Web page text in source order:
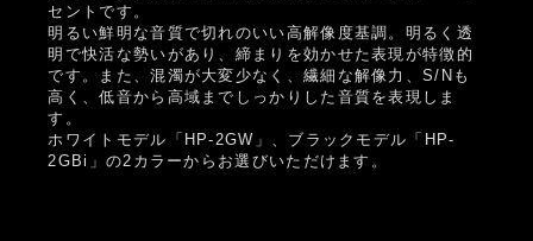
セントです。
明るい鮮明な音質で切れのいい高解像度基調。明るく透
明で快活な勢いがあり、締まりを効かせた表現が特徴的
です。また、混濁が大変少なく、繊細な解像力、S/Nも
高く、低音から高域までしっかりした音質を表現しま
す。
ホワイトモデル「HP-2GW」、ブラックモデル「HP-
2GBi」の2カラーからお選びいただけます。